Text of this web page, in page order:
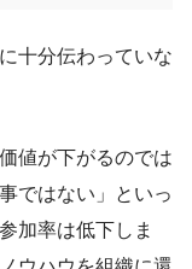
十分伝わっていな
値が下がるのでは
ではない」といっ
加率は低下しま